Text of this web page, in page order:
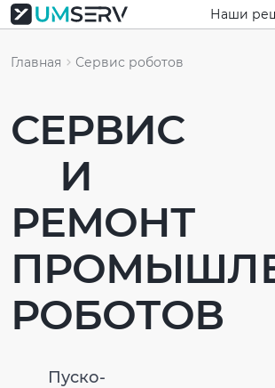
Наши
Главная Сервис роботов
СЕРВИС
И
РЕМОНТ
РОБОТОВ
Пуско-